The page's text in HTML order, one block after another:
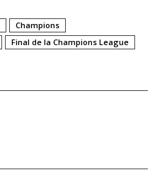
Champions
Final de la Champions League